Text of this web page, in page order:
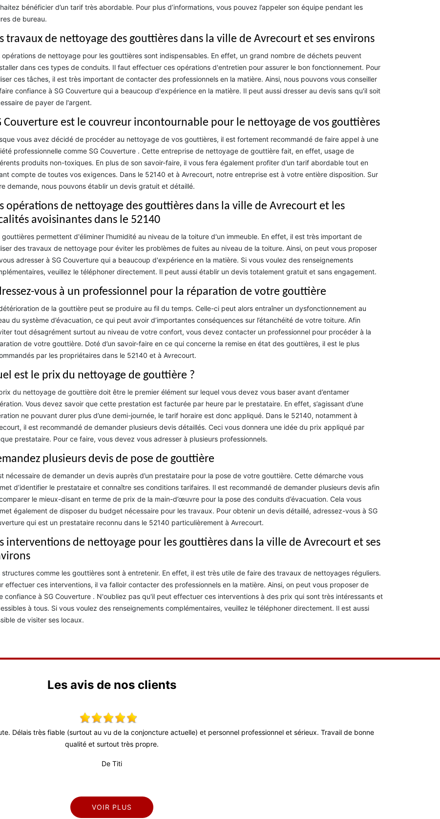
bénéficier d’un tarif très abordable. Pour plus d’informations, vous pouvez l’appeler son équipe pendant les
de bureau.
travaux de nettoyage des gouttières dans la ville de Avrecourt et ses environs
opérations de nettoyage pour les gouttières sont indispensables. En effet, un grand nombre de déchets peuvent
dans ces types de conduits. Il faut effectuer ces opérations d'entretien pour assurer le bon fonctionnement. Pour
ces tâches, il est très important de contacter des professionnels en la matière. Ainsi, nous pouvons vous conseiller
confiance à SG Couverture qui a beaucoup d'expérience en la matière. Il peut aussi dresser au devis sans qu'il soit
de payer de l'argent.
Couverture est le couvreur incontournable pour le nettoyage de vos gouttières
vous avez décidé de procéder au nettoyage de vos gouttières, il est fortement recommandé de faire appel à une
professionnelle comme SG Couverture . Cette entreprise de nettoyage de gouttière fait, en effet, usage de
produits non-toxiques. En plus de son savoir-faire, il vous fera également profiter d’un tarif abordable tout en
compte de toutes vos exigences. Dans le 52140 et à Avrecourt, notre entreprise est à votre entière disposition. Sur
demande, nous pouvons établir un devis gratuit et détaillé.
opérations de nettoyage des gouttières dans la ville de Avrecourt et les
avoisinantes dans le 52140
gouttières permettent d'éliminer l'humidité au niveau de la toiture d'un immeuble. En effet, il est très important de
des travaux de nettoyage pour éviter les problèmes de fuites au niveau de la toiture. Ainsi, on peut vous proposer
adresser à SG Couverture qui a beaucoup d'expérience en la matière. Si vous voulez des renseignements
veuillez le téléphoner directement. Il peut aussi établir un devis totalement gratuit et sans engagement.
vous à un professionnel pour la réparation de votre gouttière
de la gouttière peut se produire au fil du temps. Celle-ci peut alors entraîner un dysfonctionnement au
du système d’évacuation, ce qui peut avoir d’importantes conséquences sur l’étanchéité de votre toiture. Afin
tout désagrément surtout au niveau de votre confort, vous devez contacter un professionnel pour procéder à la
de votre gouttière. Doté d’un savoir-faire en ce qui concerne la remise en état des gouttières, il est le plus
par les propriétaires dans le 52140 et à Avrecourt.
est le prix du nettoyage de gouttière ?
du nettoyage de gouttière doit être le premier élément sur lequel vous devez vous baser avant d’entamer
Vous devez savoir que cette prestation est facturée par heure par le prestataire. En effet, s’agissant d’une
ne pouvant durer plus d’une demi-journée, le tarif horaire est donc appliqué. Dans le 52140, notamment à
il est recommandé de demander plusieurs devis détaillés. Ceci vous donnera une idée du prix appliqué par
prestataire. Pour ce faire, vous devez vous adresser à plusieurs professionnels.
plusieurs devis de pose de gouttière
nécessaire de demander un devis auprès d’un prestataire pour la pose de votre gouttière. Cette démarche vous
d’identifier le prestataire et connaître ses conditions tarifaires. Il est recommandé de demander plusieurs devis afin
le mieux-disant en terme de prix de la main-d’œuvre pour la pose des conduits d’évacuation. Cela vous
également de disposer du budget nécessaire pour les travaux. Pour obtenir un devis détaillé, adressez-vous à SG
qui est un prestataire reconnu dans le 52140 particulièrement à Avrecourt.
interventions de nettoyage pour les gouttières dans la ville de Avrecourt et ses
structures comme les gouttières sont à entretenir. En effet, il est très utile de faire des travaux de nettoyages réguliers.
effectuer ces interventions, il va falloir contacter des professionnels en la matière. Ainsi, on peut vous proposer de
confiance à SG Couverture . N'oubliez pas qu'il peut effectuer ces interventions à des prix qui sont très intéressants et
à tous. Si vous voulez des renseignements complémentaires, veuillez le téléphoner directement. Il est aussi
de visiter ses locaux.
Les avis de nos clients
Délais très fiable (surtout au vu de la conjoncture actuelle) et personnel professionnel et sérieux. Travail de bonne
qualité et surtout très propre.
De Titi
VOIR PLUS